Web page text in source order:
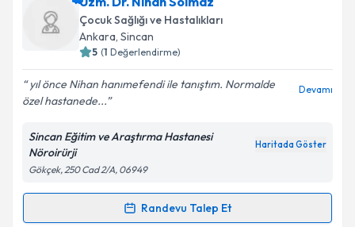
Takvim Talebini Gönder
oluşturun. Size bu uzmandan randevu almanız için bir
takvim hazırlandığında e-posta ile bilgilendireceğiz.
Kişisel verilerimin işlenmesine ilişkin
Aydınlatma
kapsamda işlenmesini kabul ediyorum.
Takvim Talebini Gönder
Çocuk Sağlığı ve Hastalıkları
Ankara, Sincan
5 (1 Değerlendirme)
yıl önce Nihan hanımefendi ile tanıştım. Normalde
özel hastanede...
Devamı
Sincan Eğitim ve Araştırma Hastanesi
Nöroirürji
Haritada Göster
Gökçek, 250 Cad 2/A, 06949
Randevu Talep Et
Randevu Takvimi Talebi